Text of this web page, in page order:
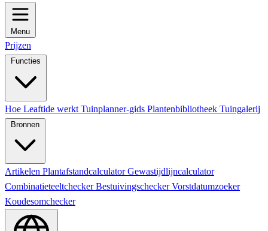
Menu
Prijzen
Functies
Hoe Leaftide werkt Tuinplanner-gids Plantenbibliotheek Tuingalerij
Bronnen
Artikelen PlantafstandcalculatorGewastijdlijncalculator
CombinatieteeltcheckerBestuivingscheckerVorstdatumzoeker
Koudesomchecker